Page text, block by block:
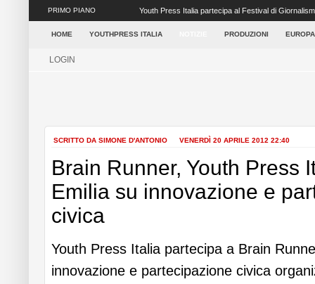
PRIMO PIANO Youth Press Italia partecipa al Festival di
capolu...
HOME YOUTHPRESS ITALIA PRODUZIONI
LOGIN
SCRITTO DA SIMONE D'ANTONIO VENERDÌ 20 APRILE 2012 22:40
Brain Runner, Youth Press
Emilia su innovazione e
civica
Youth Press Italia partecipa a Brain
innovazione e partecipazione civica